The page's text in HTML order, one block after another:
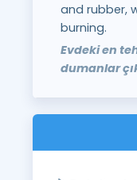
and rubber,
burning.
Evdeki en
dumanlar